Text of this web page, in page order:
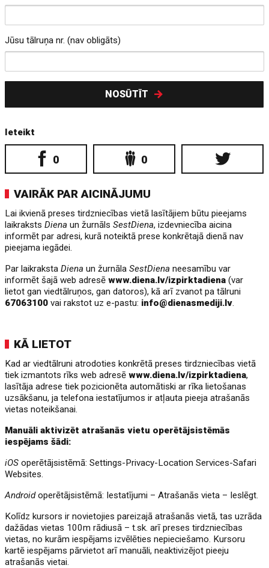
Jūsu tālruņa nr. (nav obligāts)
NOSŪTĪT
Ieteikt
0 0
VAIRĀK PAR AICINĀJUMU
Lai ikvienā preses tirdzniecības vietā lasītājiem būtu pieejams
laikraksts Diena un žurnālsSestDiena, izdevniecība aicina
informēt par adresi, kurā noteiktā prese konkrētajā dienā nav
pieejama iegādei.
Par laikrakstaDiena un žurnālaSestDiena neesamību var
informēt šajā web adresēwww.diena.lv/izpirktadiena (var
lietot gan viedtālruņos, gan datoros), kā arī zvanot pa tālruni
67063100 vai rakstot uz e-pastu: info@dienasmediji.lv.
KĀ LIETOT
Kad ar viedtālruni atrodoties konkrētā preses tirdzniecības vietā
tiek izmantots rīks web adresēwww.diena.lv/izpirktadiena,
lasītāja adrese tiek pozicionēta automātiski ar rīka lietošanas
uzsākšanu, ja telefona iestatījumos ir atļauta pieeja atrašanās
vietas noteikšanai.
Manuāli aktivizēt atrašanās vietu operētājsistēmās
iespējams šādi:
iOS operētājsistēmā: Settings-Privacy-Location Services-Safari
Websites.
Androidoperētājsistēmā: Iestatījumi – Atrašanās vieta – Ieslēgt.
Kolīdz kursors ir novietojies pareizajā atrašanās vietā, tas uzrāda
dažādas vietas 100m rādiusā – t.sk. arī preses tirdzniecības
vietas, no kurām iespējams izvēlēties nepieciešamo. Kursoru
kartē iespējams pārvietot arī manuāli, neaktivizējot pieeju
atrašanās vietai.